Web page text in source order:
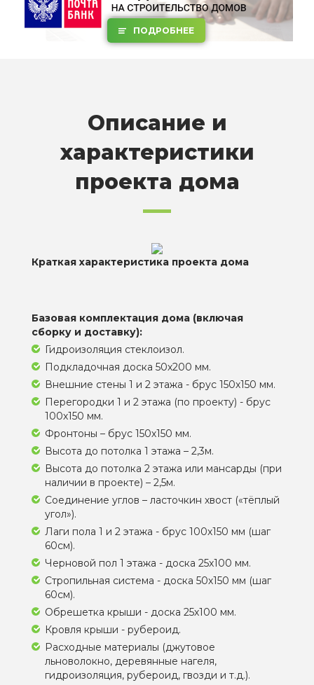
ПОДРОБНЕЕ
Описание и
характеристики
проекта дома
Краткая характеристика проекта дома
Базовая комплектация дома (включая
сборку и доставку):
Гидроизоляция стеклоизол.
Подкладочная доска 50х200 мм.
Внешние стены 1 и 2 этажа - брус 150х150 мм.
Перегородки 1 и 2 этажа (по проекту) - брус
100х150 мм.
Фронтоны – брус 150х150 мм.
Высота до потолка 1 этажа – 2,3м.
Высота до потолка 2 этажа или мансарды (при
наличии в проекте) – 2,5м.
Соединение углов – ласточкин хвост («тёплый
угол»).
Лаги пола 1 и 2 этажа - брус 100х150 мм (шаг
60см).
Черновой пол 1 этажа - доска 25х100 мм.
Стропильная система - доска 50х150 мм (шаг
60см).
Обрешетка крыши - доска 25х100 мм.
Кровля крыши - рубероид.
Расходные материалы (джутовое
льноволокно, деревянные нагеля,
гидроизоляция, рубероид, гвозди и т.д.).